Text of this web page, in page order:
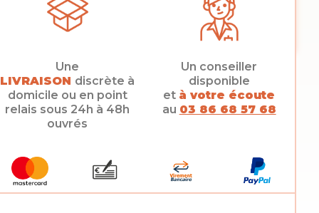
Une
LIVRAISON discrète à
domicile ou en point
relais sous 24h à 48h
ouvrés
Un conseiller
disponible
et à votre écoute
au 03 86 68 57 68